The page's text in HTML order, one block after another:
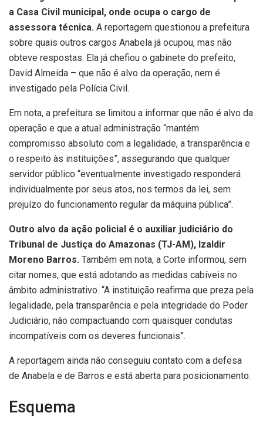
a Casa Civil municipal, onde ocupa o cargo de
assessora técnica. A reportagem questionou a prefeitura
sobre quais outros cargos Anabela já ocupou, mas não
obteve respostas. Ela já chefiou o gabinete do prefeito,
David Almeida – que não é alvo da operação, nem é
investigado pela Polícia Civil.
Em nota, a prefeitura se limitou a informar que não é alvo da
operação e que a atual administração “mantém
compromisso absoluto com a legalidade, a transparência e
o respeito às instituições”, assegurando que qualquer
servidor público “eventualmente investigado responderá
individualmente por seus atos, nos termos da lei, sem
prejuízo do funcionamento regular da máquina pública”.
Outro alvo da ação policial é o auxiliar judiciário do
Tribunal de Justiça do Amazonas (TJ-AM), Izaldir
Moreno Barros. Também em nota, a Corte informou, sem
citar nomes, que está adotando as medidas cabíveis no
âmbito administrativo. “A instituição reafirma que preza pela
legalidade, pela transparência e pela integridade do Poder
Judiciário, não compactuando com quaisquer condutas
incompatíveis com os deveres funcionais”.
A reportagem ainda não conseguiu contato com a defesa
de Anabela e de Barros e está aberta para posicionamento.
Esquema